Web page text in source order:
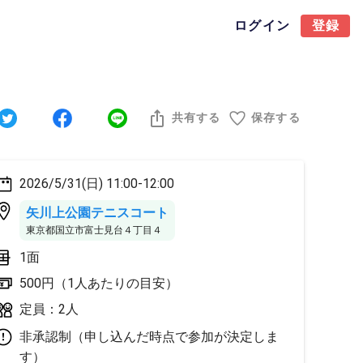
ログイン 登録
共有する 保存する
2026/5/31(日) 11:00-12:00
矢川上公園テニスコート
東京都国立市富士見台４丁目４
1面
500円（1人あたりの目安）
定員：2人
非承認制（申し込んだ時点で参加が決定しま
す）